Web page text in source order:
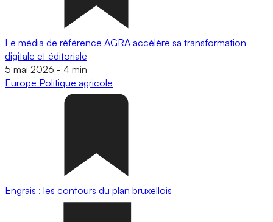
Le média de référence AGRA accélère sa transformation
digitale et éditoriale
5 mai 2026 - 4 min
Europe Politique agricole
Engrais : les contours du plan bruxellois